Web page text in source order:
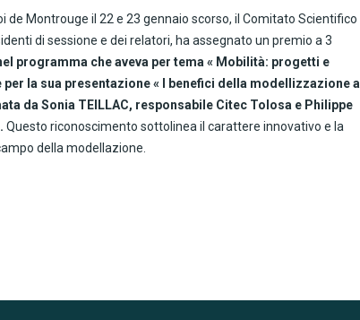
de Montrouge il 22 e 23 gennaio scorso, il Comitato Scientifico
di sessione e dei relatori, ha assegnato un premio a 3
programma che aveva per tema « Mobilità: progetti e
la sua presentazione « I benefici della modellizzazione al
da Sonia TEILLAC, responsabile Citec Tolosa e Philippe
Questo riconoscimento sottolinea il carattere innovativo e la
della modellazione.